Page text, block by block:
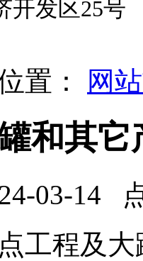
开发区25号
置：
网
和其
03-14
程及大